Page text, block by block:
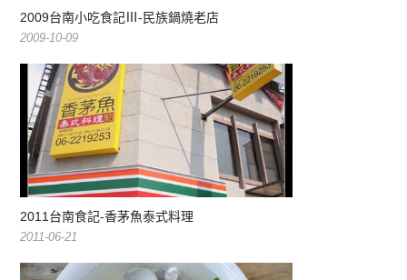
2009台南小吃食記Ⅲ-民族鍋燒老店
2009-10-09
2011台南食記-香茅魚泰式料理
2011-06-21